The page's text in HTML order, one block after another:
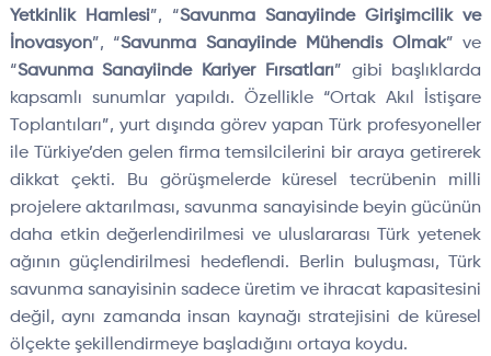
Yetkinlik Hamlesi”, “Savunma Sanayiinde Girişimcilik ve
İnovasyon”, “Savunma Sanayiinde Mühendis Olmak” ve
“Savunma Sanayiinde Kariyer Fırsatları” gibi başlıklarda
kapsamlı sunumlar yapıldı. Özellikle “Ortak Akıl İstişare
Toplantıları”, yurt dışında görev yapan Türk profesyoneller
ile Türkiye’den gelen firma temsilcilerini bir araya getirerek
dikkat çekti. Bu görüşmelerde küresel tecrübenin milli
projelere aktarılması, savunma sanayisinde beyin gücünün
daha etkin değerlendirilmesi ve uluslararası Türk yetenek
ağının güçlendirilmesi hedeflendi. Berlin buluşması, Türk
savunma sanayisinin sadece üretim ve ihracat kapasitesini
değil, aynı zamanda insan kaynağı stratejisini de küresel
ölçekte şekillendirmeye başladığını ortaya koydu.